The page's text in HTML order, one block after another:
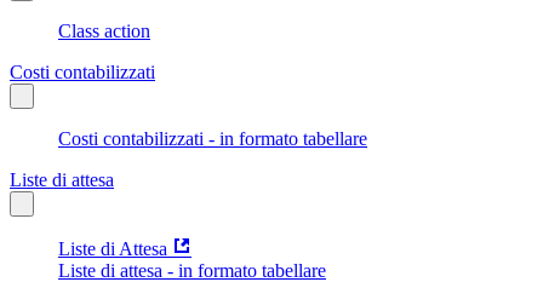
Class action
Costi contabilizzati
Costi contabilizzati - in formato tabellare
Liste di attesa
Liste di Attesa
Liste di attesa - in formato tabellare